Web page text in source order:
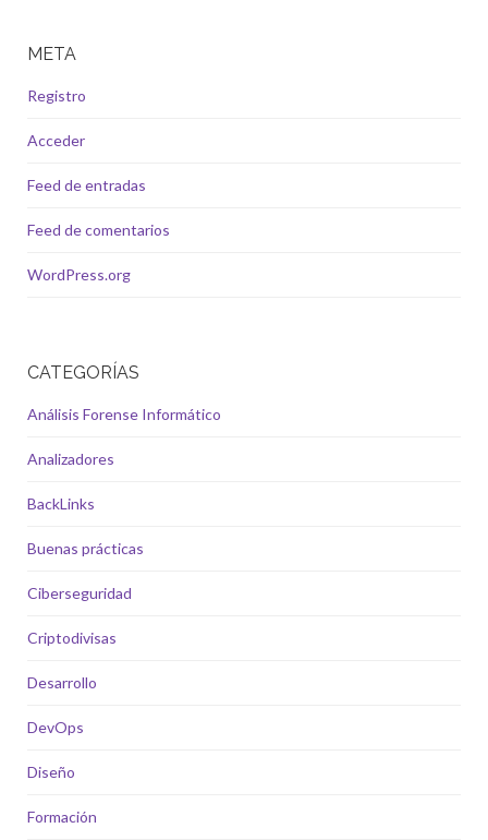
META
Registro
Acceder
Feed de entradas
Feed de comentarios
WordPress.org
CATEGORÍAS
Análisis Forense Informático
Analizadores
BackLinks
Buenas prácticas
Ciberseguridad
Criptodivisas
Desarrollo
DevOps
Diseño
Formación